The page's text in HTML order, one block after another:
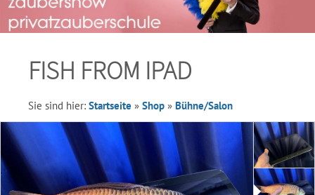
FISH FROM IPAD
Sie sind hier: Startseite » Shop » Bühne/Salon